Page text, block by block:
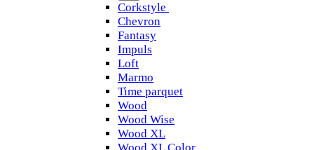
Corkstyle
Chevron
Fantasy
Impuls
Loft
Marmo
Time parquet
Wood
Wood Wise
Wood XL